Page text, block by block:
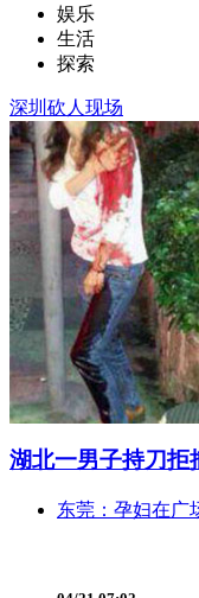
娱乐
生活
探索
深圳砍人现场
湖北一男子持刀拒
东莞：孕妇在广